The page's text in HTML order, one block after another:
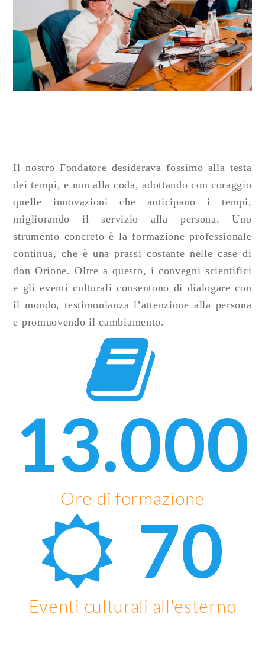
Il nostro Fondatore desiderava fossimo alla testa
dei tempi, e non alla coda, adottando con coraggio
quelle innovazioni che anticipano i tempi,
migliorando il servizio alla persona. Uno
strumento concreto è la formazione professionale
continua, che è una prassi costante nelle case di
don Orione. Oltre a questo, i convegni scientifici
e gli eventi culturali consentono di dialogare con
il mondo, testimonianza l’attenzione alla persona
e promuovendo il cambiamento.
13.000
Ore di formazione
70
Eventi culturali all'esterno